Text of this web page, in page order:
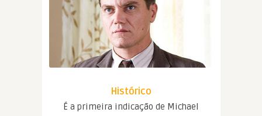
Histórico
É a primeira indicação de Michael